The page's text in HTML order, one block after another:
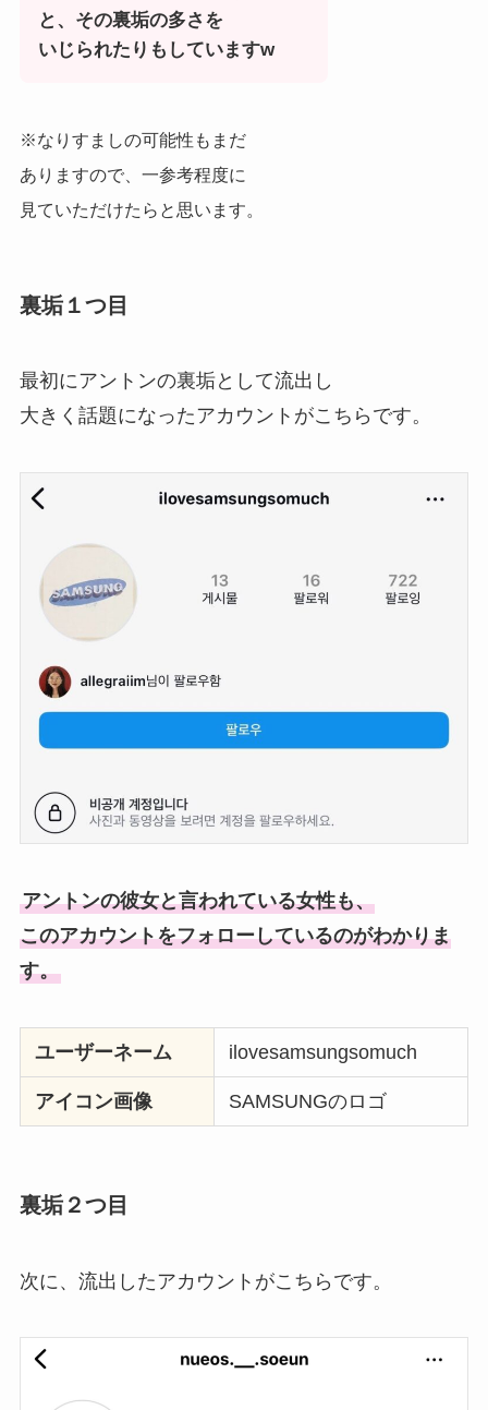
と、その裏垢の多さを
いじられたりもしていますw
※なりすましの可能性もまだ
ありますので、一参考程度に
見ていただけたらと思います。
裏垢１つ目
最初にアントンの裏垢として流出し
大きく話題になったアカウントがこちらです。
アントンの彼女と言われている女性も、
このアカウントをフォローしているのがわかりま
す。
ユーザーネーム ilovesamsungsomuch
アイコン画像 SAMSUNGのロゴ
裏垢２つ目
次に、流出したアカウントがこちらです。